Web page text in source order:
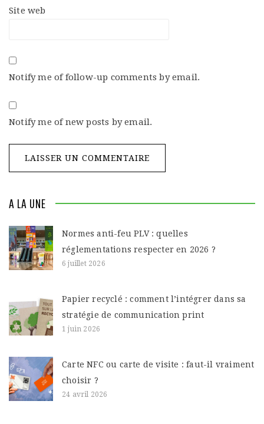
Site web
Notify me of follow-up comments by email.
Notify me of new posts by email.
A LA UNE
Normes anti-feu PLV : quelles
réglementations respecter en 2026 ?
6 juillet 2026
Papier recyclé : comment l’intégrer dans sa
stratégie de communication print
1 juin 2026
Carte NFC ou carte de visite : faut-il vraiment
choisir ?
24 avril 2026